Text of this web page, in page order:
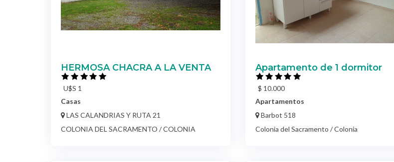
U$S 1
Casas
LAS CALANDRIAS Y RUTA 21
COLONIA DEL SACRAMENTO / COLONIA
Apartamento de 1 dormitor
$ 10.000
Apartamentos
Barbot 518
Colonia del Sacramento / Colonia